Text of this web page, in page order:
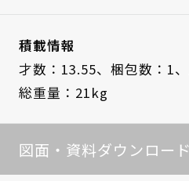
積載情報
才数：13.55、 梱包数：1、
総重量：21kg
図面・資料ダウンロード